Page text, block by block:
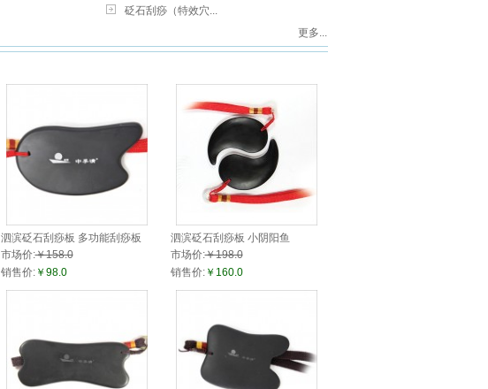
砭石刮痧（特效穴...
更多...
泗滨砭石刮痧板 多功能刮痧板
市场价:￥158.0
销售价:￥98.0
泗滨砭石刮痧板 小阴阳鱼
市场价:￥198.0
销售价:￥160.0